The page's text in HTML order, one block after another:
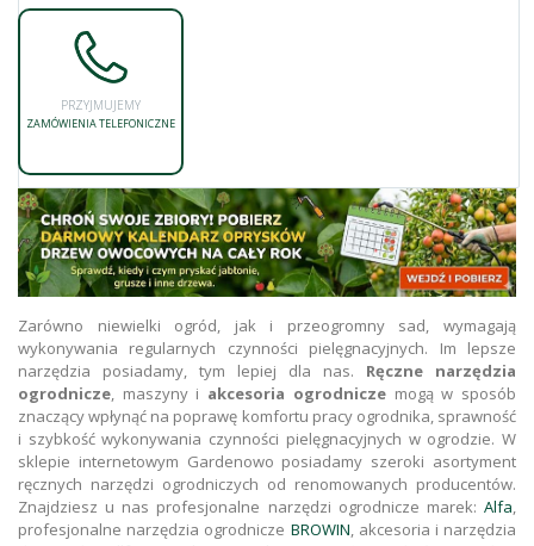
PRZYJMUJEMY
ZAMÓWIENIA TELEFONICZNE
Zarówno niewielki ogród, jak i przeogromny sad, wymagają
wykonywania regularnych czynności pielęgnacyjnych. Im lepsze
narzędzia posiadamy, tym lepiej dla nas. Ręczne narzędzia
ogrodnicze, maszyny i akcesoria ogrodniczemogą w sposób
znaczący wpłynąć na poprawę komfortu pracy ogrodnika, sprawność
i szybkość wykonywania czynności pielęgnacyjnych w ogrodzie. W
sklepie internetowym Gardenowo posiadamy szeroki asortyment
ręcznych narzędzi ogrodniczych od renomowanych producentów.
Znajdziesz u nas profesjonalne narzędzi ogrodnicze marek: Alfa,
profesjonalne narzędzia ogrodnicze BROWIN, akcesoria i narzędzia